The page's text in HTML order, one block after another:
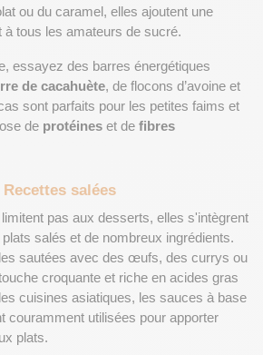
à tous les amateurs de sucré.
essayez des barres énergétiques
de cacahuète, de flocons d’avoine et
sont parfaits pour les petites faims et
de protéines et de fibres
Recettes salées
limitent pas aux desserts, elles s'intègrent
salés et de nombreux ingrédients.
sautées avec des œufs, des currys ou
croquante et riche en acides gras
cuisines asiatiques, les sauces à base
couramment utilisées pour apporter
plats.